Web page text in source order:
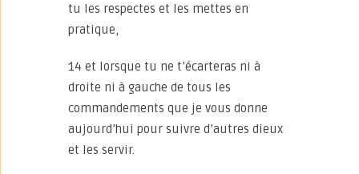
tu les respectes et les mettes en
pratique,
14 et lorsque tu ne t’écarteras ni à
droite ni à gauche de tous les
commandements que je vous donne
aujourd’hui pour suivre d’autres dieux
et les servir.